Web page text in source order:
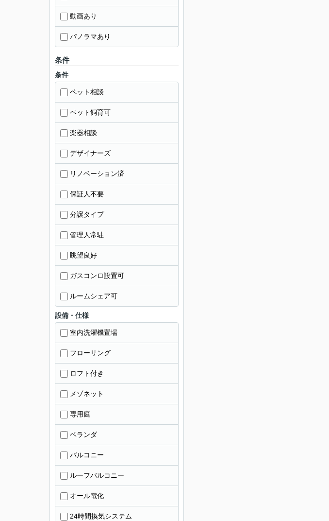
動画あり
パノラマあり
条件
条件
ペット相談
ペット飼育可
楽器相談
デザイナーズ
リノベーション済
保証人不要
分譲タイプ
管理人常駐
眺望良好
ガスコンロ設置可
ルームシェア可
設備・仕様
室内洗濯機置場
フローリング
ロフト付き
メゾネット
専用庭
ベランダ
バルコニー
ルーフバルコニー
オール電化
24時間換気システム